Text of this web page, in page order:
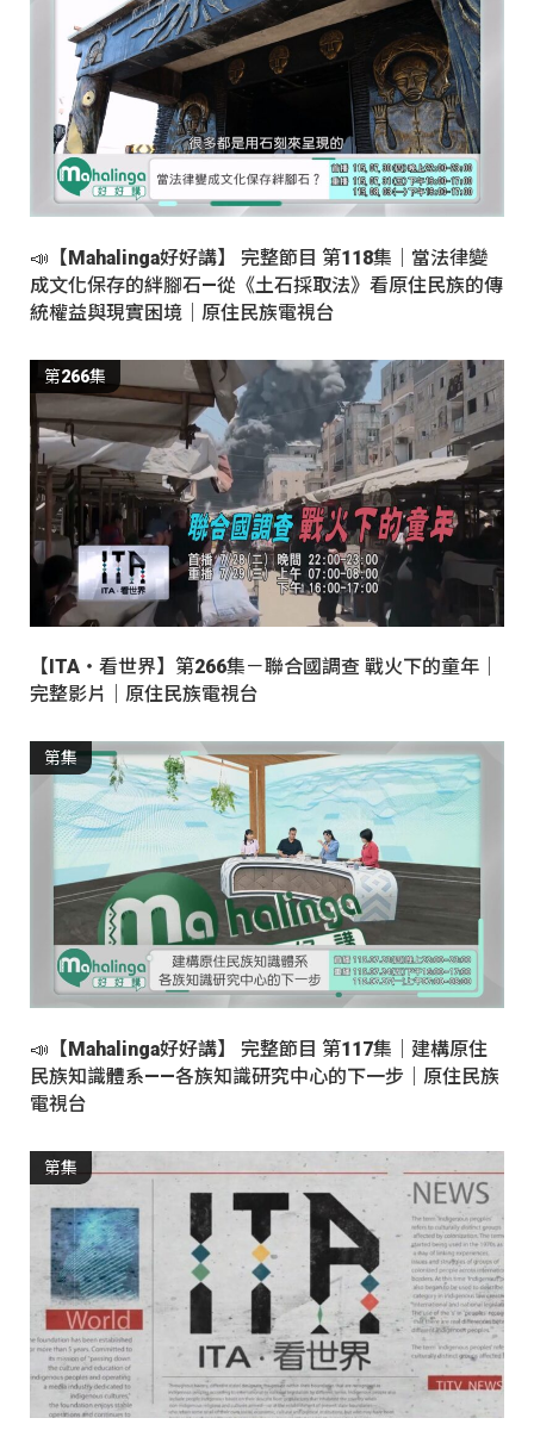
📣【Mahalinga好好講】 完整節目 第118集｜當法律變
成文化保存的絆腳石—從《土石採取法》看原住民族的傳
統權益與現實困境｜原住民族電視台
第266集
【ITA・看世界】第266集－聯合國調查 戰火下的童年｜
完整影片｜原住民族電視台
第集
📣【Mahalinga好好講】 完整節目 第117集｜建構原住
民族知識體系——各族知識研究中心的下一步｜原住民族
電視台
第集